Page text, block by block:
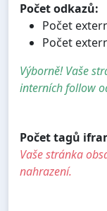
Počet odkazů:
Počet
Počet
Výborně! Vaše
interních follow
Počet tagů
Vaše stránka
nahrazení.